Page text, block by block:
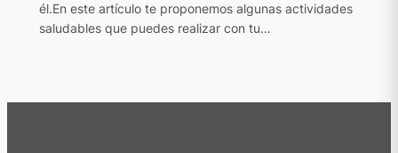
él.En este artículo te proponemos algunas actividades
saludables que puedes realizar con tu…